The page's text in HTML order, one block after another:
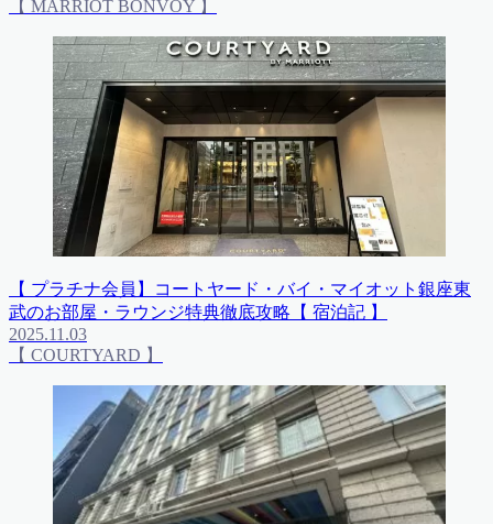
【 MARRIOT BONVOY 】
【 プラチナ会員】コートヤード・バイ・マイオット銀座東
武のお部屋・ラウンジ特典徹底攻略【 宿泊記 】
2025.11.03
【 COURTYARD 】